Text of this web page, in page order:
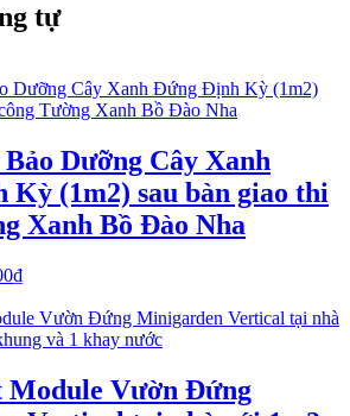
tự
Bảo Dưỡng Cây Xanh
(1m2) sau bàn giao thi
Xanh Bồ Đào Nha
₫
Module Vườn Đứng